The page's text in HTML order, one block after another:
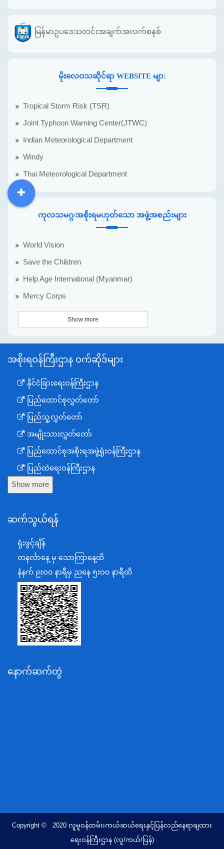
မြန်မာဥပဒေသတင်းအချက်အလက်စနစ်
မိုးလေဝသဆိုင်ရာ WEBSITE မျာ:
Tropical Storm Risk (TSR)
Joint Typhoon Warning Center(JTWC)
Indian Meteorological Department
Windy
Thai Meteorological Department
ကုလသမဂ္ဂ/အစိုးရမဟုတ်သော အဖွဲ့အစည်းများ
World Vision
Save the Children
Help Age International (Myanmar)
Mercy Corps
Show more
အစိုးရဝန်ကြီးဌာန ဝက်ဆိုဒ်များ
နိုင်ငံခြားရေးဝန်ကြီးဌာန
ပြည်ထောင်စုလွှတ်တော်
ပြည်သူ့လွှတ်တော်
အမျိုးသားလွှတ်တော်
ပြည်ထောင်စုအစိုးရအဖွဲ့ရုံးဝန်ကြီးဌာန
ပြည်ထဲရေးဝန်ကြီးဌာန
ကာကွယ်ရေးဝန်ကြီးဌာန
စီမံကိန်း၊ဘဏ္ဍာရေးနှင့်စက်မှုဝန်ကြီးဌာန
အပြည်ပြည်ဆိုင်ရာပူးပေါင်းဆောင်ရွက်ရေးဝန်ကြီးဌာန
ပြန်ကြားရေးဝန်ကြီးဌာန
သာသနာရေးနှင့် ယဉ်ကျေးမှုဝန်ကြီးဌာန
စိုက်ပျိုးရေး၊မွေးမြူရေးနှင့်ဆည်မြောင်းဝန်ကြီးဌာန
ပို့ဆောင်ရေးနှင့်ဆက်သွယ်ရေးဝန်ကြီးဌာန
သယံဇာတနှင့်ပတ်ဝန်းကျင်ထိန်းသိမ်းရေးဝန်ကြီးဌာန
အလုပ်သမား၊လူဝင်မှုကြီးကြပ်ရေးနှင့်ပြည်သူ့အင်အား
တိုင်းရင်းသားလူမျိုးရေးရာဝန်ကြီးဌာန
ပြည်ထောင်စုရာထူးဝန်အဖွဲ့ရုံး
Show more
ဆက်သွယ်ရန်
ရုံးဖွင့်ချိန်
တနင်္လာနေ့ မှ သောကြာနေ့ထိ
နံနက် ၉းဝ၀ နာရီမှ ညနေ ၅းဝ၀ နာရီထိ
နောက်ဆက်တွဲ
Copyright © 2020 လူမူဝန်ထမ်း၊ကယ်ဆယ်ရေးနှင့်ပြန်လည်နေရာချထား
ရေးဝန်ကြီးဌာန (လူ/ကယ်/ပြန်)
DDM